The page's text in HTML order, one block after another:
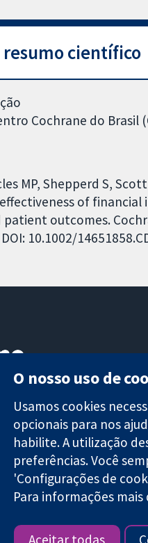
resumo científico
Cochrane do Brasil
MP, Shepperd S,
of
outcomes.
10.1002/
organização sem fins
O nosso uso de
Usamos cookies
opcionais para nos
habilite. A utilização
preferências. Você
'Configurações de
Para informações
Aceitar todas